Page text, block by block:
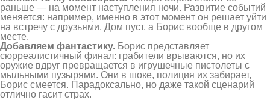
раньше — на момент наступления ночи. Развитие событий
меняется: например, именно в этот момент он решает уйти
на встречу с друзьями. Дом пуст, а Борис вообще в другом
месте.
Добавляем фантастику. Борис представляет
сюрреалистичный финал: грабители врываются, но их
оружие вдруг превращается в игрушечные пистолеты с
мыльными пузырями. Они в шоке, полиция их забирает,
Борис смеется. Парадоксально, но даже такой сценарий
отлично гасит страх.